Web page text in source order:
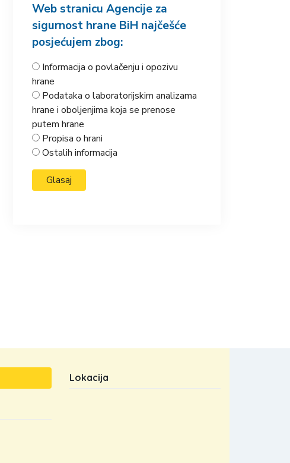
Web stranicu Agencije za
sigurnost hrane BiH najčešće
posjećujem zbog:
Informacija o povlačenju i opozivu
hrane
Podataka o laboratorijskim analizama
hrane i oboljenjima koja se prenose
putem hrane
Propisa o hrani
Ostalih informacija
Lokacija